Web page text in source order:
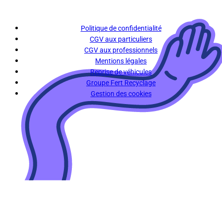
Politique de confidentialité
CGV aux particuliers
CGV aux professionnels
Mentions légales
Reprise de véhicules
Groupe Fert Recyclage
Gestion des cookies